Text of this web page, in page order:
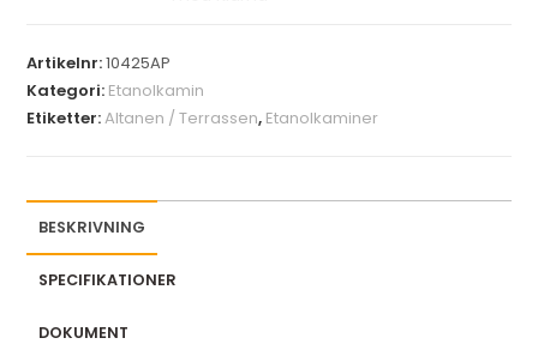
Artikelnr:10425AP
Kategori: Etanolkamin
Etiketter:Altanen / Terrassen, Etanolkaminer
BESKRIVNING
SPECIFIKATIONER
DOKUMENT